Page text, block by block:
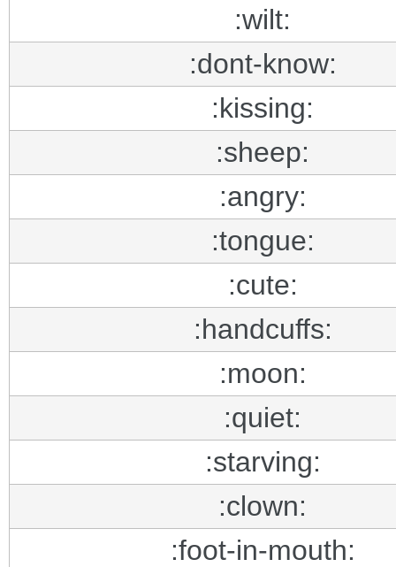
:wilt:
:dont-know:
:kissing:
:sheep:
:angry:
:tongue:
:cute:
:handcuffs:
:moon:
:quiet:
:starving:
:clown:
:foot-in-mouth: